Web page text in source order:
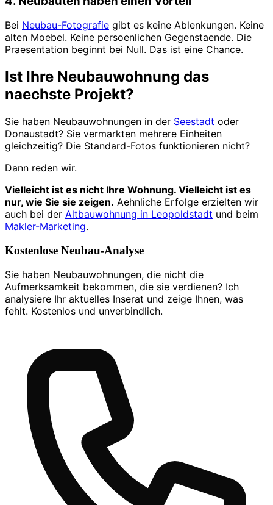
Bei Neubau-Fotografie gibt es keine Ablenkungen. Keine
alten Moebel. Keine persoenlichen Gegenstaende. Die
Praesentation beginnt bei Null. Das ist eine Chance.
Ist Ihre Neubauwohnung das
naechste Projekt?
Sie haben Neubauwohnungen in der Seestadt oder
Donaustadt? Sie vermarkten mehrere Einheiten
gleichzeitig? Die Standard-Fotos funktionieren nicht?
Dann reden wir.
Vielleicht ist es nicht Ihre Wohnung. Vielleicht ist es
nur, wie Sie sie zeigen. Aehnliche Erfolge erzielten wir
auch bei der Altbauwohnung in Leopoldstadt und beim
Makler-Marketing.
Kostenlose Neubau-Analyse
Sie haben Neubauwohnungen, die nicht die
Aufmerksamkeit bekommen, die sie verdienen? Ich
analysiere Ihr aktuelles Inserat und zeige Ihnen, was
fehlt. Kostenlos und unverbindlich.